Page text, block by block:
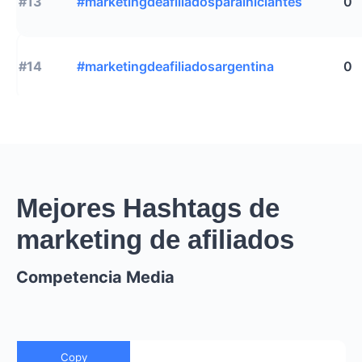
#14 #marketingdeafiliadosargentina 0
Mejores Hashtags de
marketing de afiliados
Competencia Media
Copy